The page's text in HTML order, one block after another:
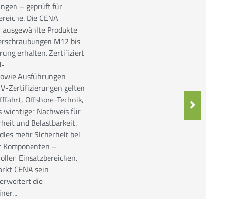
– geprüft für
Die CENA
Produkte
M12 bis
erhalten. Zertifiziert
Ausführungen
Zertifizierungen gelten
Offshore-Technik,
wichtiger Nachweis für
und Belastbarkeit.
mehr Sicherheit bei
–
Einsatzbereichen.
CENA sein
die